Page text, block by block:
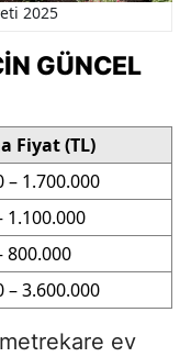
2025
GÜNCEL
Fiyat (TL)
– 1.700.000
1.100.000
800.000
– 3.600.000
ev